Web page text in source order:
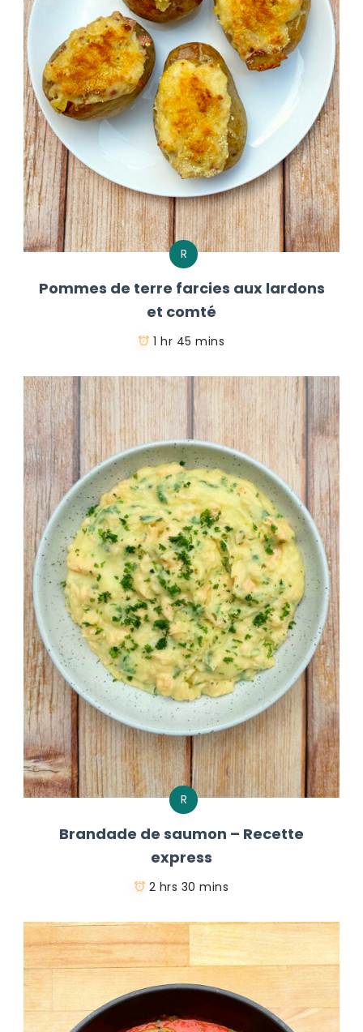
R
Pommes de terre farcies aux lardons
et comté
1 hr 45 mins
R
Brandade de saumon – Recette
express
2 hrs 30 mins